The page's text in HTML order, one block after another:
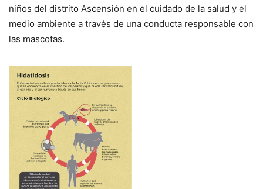
niños del distrito Ascensión en el cuidado de la salud y el
medio ambiente a través de una conducta responsable con
las mascotas.